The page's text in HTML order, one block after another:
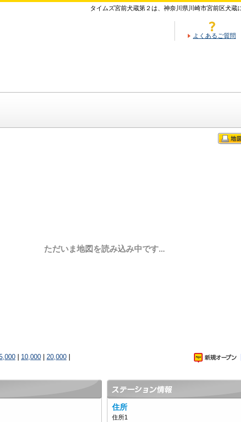
タイムズ宮前犬蔵第２は、神奈川県川崎市宮前区犬蔵
よくあるご質問
ただいま地図を読み込み中です...
10,000 20,000
住所
住所1